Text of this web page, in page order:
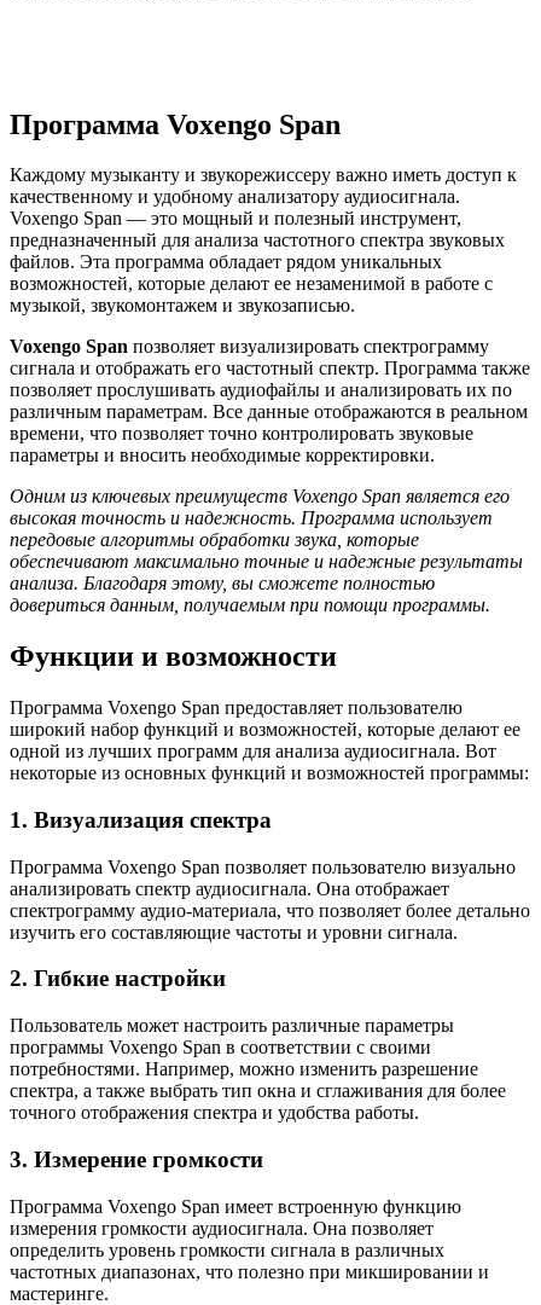
Программа Voxengo Span
Каждому музыканту и звукорежиссеру важно иметь доступ к
качественному и удобному анализатору аудиосигнала.
Voxengo Span — это мощный и полезный инструмент,
предназначенный для анализа частотного спектра звуковых
файлов. Эта программа обладает рядом уникальных
возможностей, которые делают ее незаменимой в работе с
музыкой, звукомонтажем и звукозаписью.
Voxengo Span позволяет визуализировать спектрограмму
сигнала и отображать его частотный спектр. Программа также
позволяет прослушивать аудиофайлы и анализировать их по
различным параметрам. Все данные отображаются в реальном
времени, что позволяет точно контролировать звуковые
параметры и вносить необходимые корректировки.
Одним из ключевых преимуществ Voxengo Span является его
высокая точность и надежность. Программа использует
передовые алгоритмы обработки звука, которые
обеспечивают максимально точные и надежные результаты
анализа. Благодаря этому, вы сможете полностью
довериться данным, получаемым при помощи программы.
Функции и возможности
Программа Voxengo Span предоставляет пользователю
широкий набор функций и возможностей, которые делают ее
одной из лучших программ для анализа аудиосигнала. Вот
некоторые из основных функций и возможностей программы:
1. Визуализация спектра
Программа Voxengo Span позволяет пользователю визуально
анализировать спектр аудиосигнала. Она отображает
спектрограмму аудио-материала, что позволяет более детально
изучить его составляющие частоты и уровни сигнала.
2. Гибкие настройки
Пользователь может настроить различные параметры
программы Voxengo Span в соответствии с своими
потребностями. Например, можно изменить разрешение
спектра, а также выбрать тип окна и сглаживания для более
точного отображения спектра и удобства работы.
3. Измерение громкости
Программа Voxengo Span имеет встроенную функцию
измерения громкости аудиосигнала. Она позволяет
определить уровень громкости сигнала в различных
частотных диапазонах, что полезно при микшировании и
мастеринге.